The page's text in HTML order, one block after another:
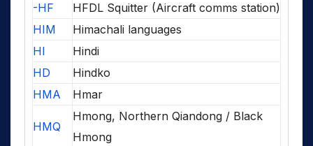
-HF
HFDL Squitter (Aircraft comms station)
HIM
Himachali languages
HI
Hindi
HD
Hindko
HMA
Hmar
HMQ
Hmong, Northern Qiandong / Black
Hmong